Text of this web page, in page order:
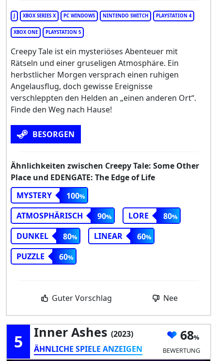
J XBOX SERIES X PC WINDOWS NINTENDO SWITCH PLAYSTATION 4
XBOX ONE PLAYSTATION 5
Creepy Tale ist ein mysteriöses Abenteuer mit
Rätseln und einer gruseligen Atmosphäre. Ein
herbstlicher Morgen versprach einen ruhigen
Angelausflug, doch gewisse Ereignisse
verschleppten den Helden an „einen anderen Ort“.
Finde den Weg nach Hause!
BESORGEN
Ähnlichkeiten zwischen Creepy Tale: Some Other
Place und EDENGATE: The Edge of Life
MYSTERY
100
ATMOSPHÄRISCH
90 LORE
80
DUNKEL
80 LINEAR
60
PUZZLE
60
Guter Vorschlag Nee
5 Inner Ashes (2023)
ÄHNLICHE SPIELE ANZEIGEN
68
BEWERTUNG